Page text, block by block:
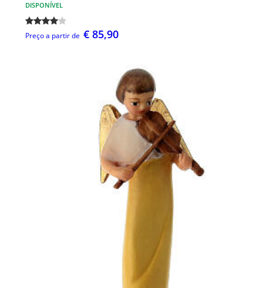
DISPONÍVEL
Preço a partir de € 85,90